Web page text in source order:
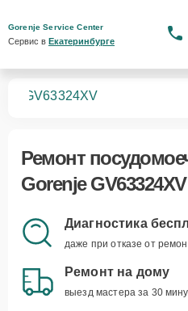
Gorenje Service Center
Сервис в Екатеринбурге
GV63324XV
Ремонт
Gorenje GV63324XV
Диагностика
даже при отказе от
Ремонт на дому
выезд мастера за 30